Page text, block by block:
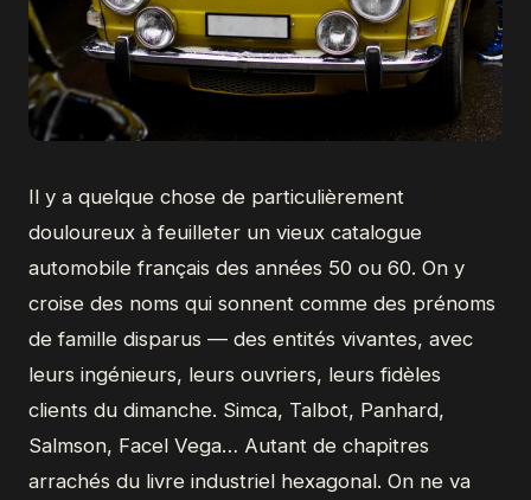
Il y a quelque chose de particulièrement
douloureux à feuilleter un vieux catalogue
automobile français des années 50 ou 60. On y
croise des noms qui sonnent comme des prénoms
de famille disparus — des entités vivantes, avec
leurs ingénieurs, leurs ouvriers, leurs fidèles
clients du dimanche. Simca, Talbot, Panhard,
Salmson, Facel Vega… Autant de chapitres
arrachés du livre industriel hexagonal. On ne va